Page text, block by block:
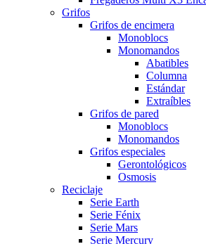
Grifos
Grifos de encimera
Monoblocs
Monomandos
Abatibles
Columna
Estándar
Extraíbles
Grifos de pared
Monoblocs
Monomandos
Grifos especiales
Gerontológicos
Osmosis
Reciclaje
Serie Earth
Serie Fénix
Serie Mars
Serie Mercury